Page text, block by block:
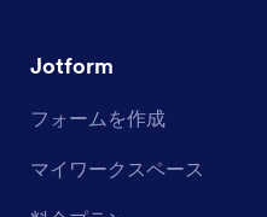
Jotform
フォームを作成
マイワークスペース